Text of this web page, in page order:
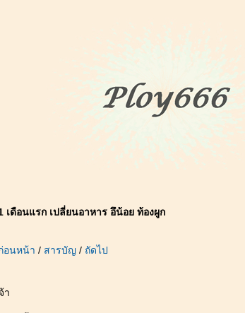
ดือนแรก เปลี่ยนอาหาร อึน้อย ท้องผูก
อนหน้า / สารบัญ / ถัดไป
า